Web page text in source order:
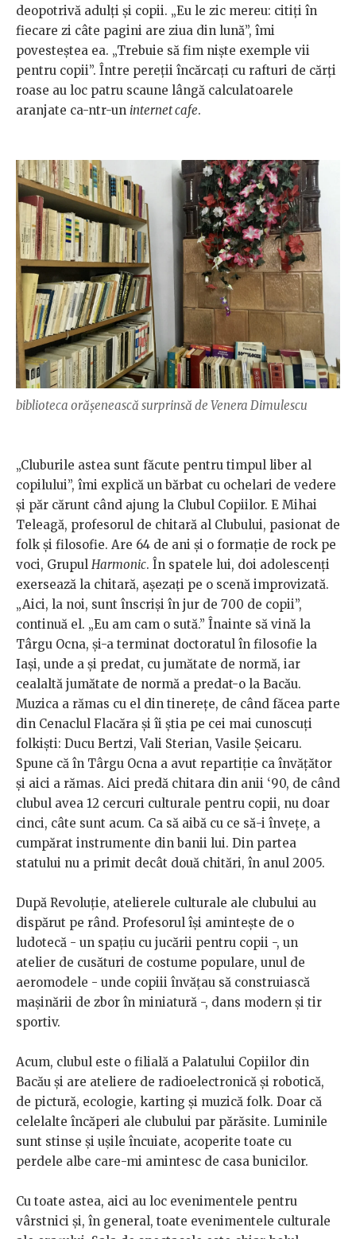
deopotrivă adulți și copii. „Eu le zic mereu: citiți în
fiecare zi câte pagini are ziua din lună”, îmi
povesteștea ea. „Trebuie să fim niște exemple vii
pentru copii”. Între pereții încărcați cu rafturi de cărți
roase au loc patru scaune lângă calculatoarele
aranjate ca-ntr-un internet cafe.
biblioteca orășenească surprinsă de Venera Dimulescu
„Cluburile astea sunt făcute pentru timpul liber al
copilului”, îmi explică un bărbat cu ochelari de vedere
și păr cărunt când ajung la Clubul Copiilor. E Mihai
Teleagă, profesorul de chitară al Clubului, pasionat de
folk și filosofie. Are 64 de ani și o formație de rock pe
voci, Grupul Harmonic. În spatele lui, doi adolescenți
exersează la chitară, așezați pe o scenă improvizată.
„Aici, la noi, sunt înscriși în jur de 700 de copii”,
continuă el. „Eu am cam o sută.” Înainte să vină la
Târgu Ocna, și-a terminat doctoratul în filosofie la
Iași, unde a și predat, cu jumătate de normă, iar
cealaltă jumătate de normă a predat-o la Bacău.
Muzica a rămas cu el din tinerețe, de când făcea parte
din Cenaclul Flacăra și îi știa pe cei mai cunoscuți
folkiști: Ducu Bertzi, Vali Sterian, Vasile Șeicaru.
Spune că în Târgu Ocna a avut repartiție ca învățător
și aici a rămas. Aici predă chitara din anii ‘90, de când
clubul avea 12 cercuri culturale pentru copii, nu doar
cinci, câte sunt acum. Ca să aibă cu ce să-i învețe, a
cumpărat instrumente din banii lui. Din partea
statului nu a primit decât două chitări, în anul 2005.
După Revoluție, atelierele culturale ale clubului au
dispărut pe rând. Profesorul își amintește de o
ludotecă - un spațiu cu jucării pentru copii -, un
atelier de cusături de costume populare, unul de
aeromodele - unde copiii învățau să construiască
mașinării de zbor în miniatură -, dans modern și tir
sportiv.
Acum, clubul este o filială a Palatului Copiilor din
Bacău și are ateliere de radioelectronică și robotică,
de pictură, ecologie, karting și muzică folk. Doar că
celelalte încăperi ale clubului par părăsite. Luminile
sunt stinse și ușile încuiate, acoperite toate cu
perdele albe care-mi amintesc de casa bunicilor.
Cu toate astea, aici au loc evenimentele pentru
vârstnici și, în general, toate evenimentele culturale